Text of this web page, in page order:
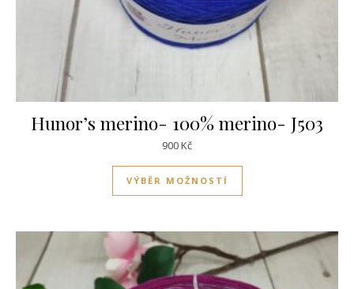
Hunor’s merino- 100% merino- J503
900Kč
VÝBĚR MOŽNOSTÍ